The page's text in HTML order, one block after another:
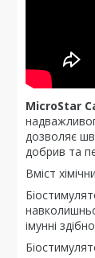
MicroStar
дозволяє
добрив та
Вміст
імунні